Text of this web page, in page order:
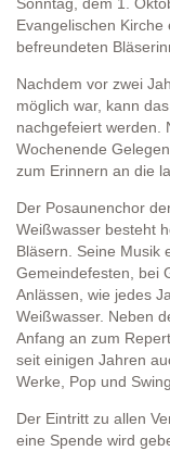
Sonntag, dem 1.
Evangelischen
befreundeten
Nachdem vor zwei
möglich war, kann
nachgefeiert werden.
Wochenende
zum Erinnern an die
Der Posaunenchor
Weißwasser besteht
Bläsern. Seine Musik
Gemeindefesten, bei
Anlässen, wie jedes
Weißwasser. Neben
Anfang an zum
seit einigen Jahren
Werke, Pop und
Der Eintritt zu allen
eine Spende wird